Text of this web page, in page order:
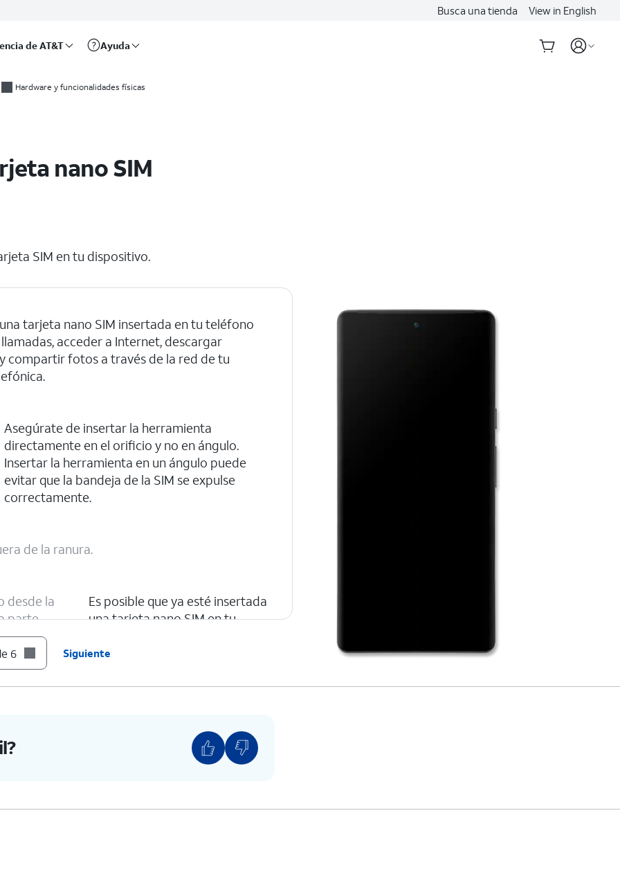
Busca una tienda View in English
de AT&T Ayuda
Hardware y funcionalidades físicas
nano SIM
SIM en tu dispositivo.
tarjeta nano SIM insertada en tu teléfono
acceder a Internet, descargar
compartir fotos a través de la red de tu
Asegúrate de insertar la herramienta
directamente en el orificio y no en ángulo.
Insertar la herramienta en un ángulo puede
evitar que la bandeja de la SIM se expulse
correctamente.
de la ranura.
desde la
parte
Es posible que ya esté insertada
una tarjeta nano SIM en tu
SIM en la ranura hasta que haga clic,
6 Siguiente